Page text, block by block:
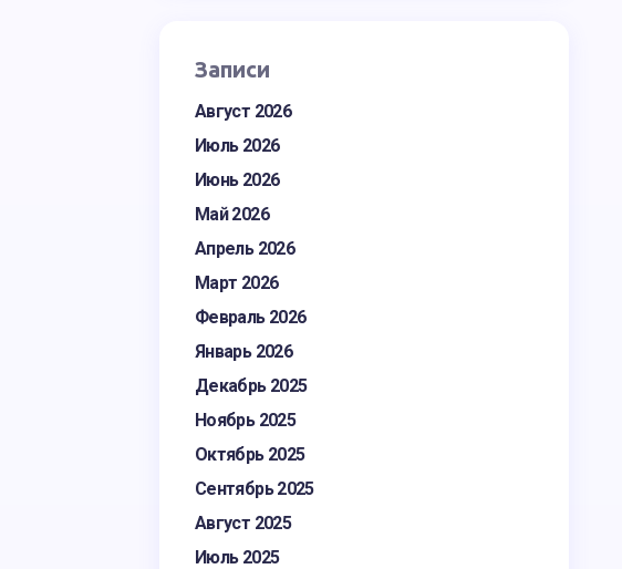
Записи
Август 2026
Июль 2026
Июнь 2026
Май 2026
Апрель 2026
Март 2026
Февраль 2026
Январь 2026
Декабрь 2025
Ноябрь 2025
Октябрь 2025
Сентябрь 2025
Август 2025
Июль 2025